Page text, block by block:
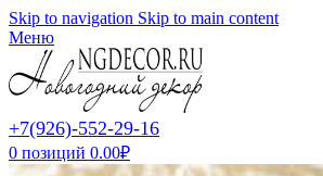
Skip to navigation Skip to main content
Меню
+7(926)-552-29-16
0 позиций 0.00₽